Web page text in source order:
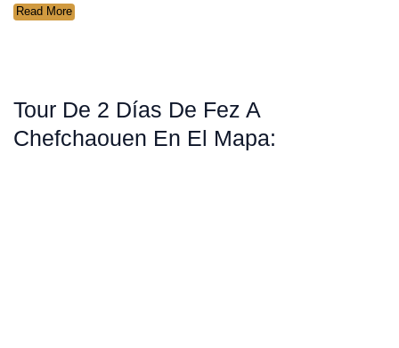
Read More
Tour De 2 Días De Fez A
Chefchaouen En El Mapa: